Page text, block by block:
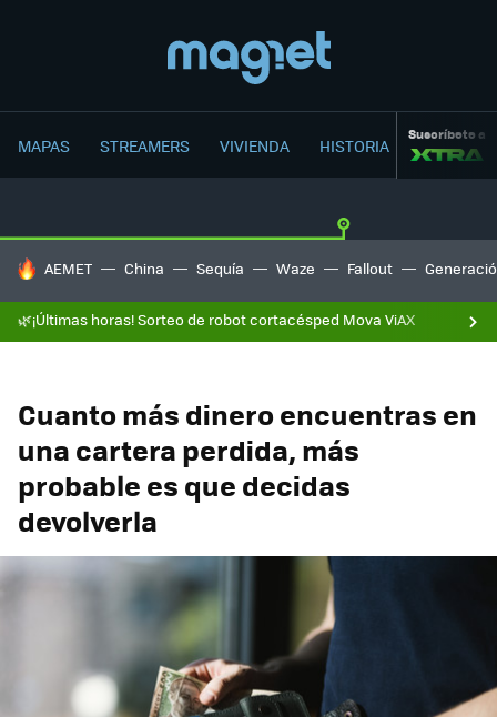
MAPAS STREAMERS VIVIENDA HISTORIA Suscríbete a
HOY SE HABLA DE
AEMET China Sequía Waze Fallout
🌿¡Últimas horas! Sorteo de robot cortacésped Mova ViAX
Cuanto más dinero encuentras en
una cartera perdida, más
probable es que decidas
devolverla